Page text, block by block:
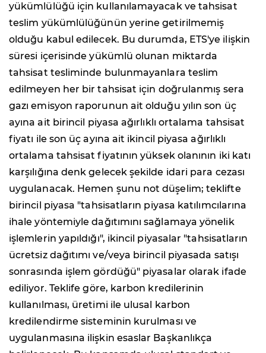
yükümlülüğü için kullanılamayacak ve tahsisat
teslim yükümlülüğünün yerine getirilmemiş
olduğu kabul edilecek. Bu durumda, ETS'ye ilişkin
süresi içerisinde yükümlü olunan miktarda
tahsisat tesliminde bulunmayanlara teslim
edilmeyen her bir tahsisat için doğrulanmış sera
gazı emisyon raporunun ait olduğu yılın son üç
ayına ait birincil piyasa ağırlıklı ortalama tahsisat
fiyatı ile son üç ayına ait ikincil piyasa ağırlıklı
ortalama tahsisat fiyatının yüksek olanının iki katı
karşılığına denk gelecek şekilde idari para cezası
uygulanacak. Hemen şunu not düşelim; teklifte
birincil piyasa "tahsisatların piyasa katılımcılarına
ihale yöntemiyle dağıtımını sağlamaya yönelik
işlemlerin yapıldığı", ikincil piyasalar "tahsisatların
ücretsiz dağıtımı ve/veya birincil piyasada satışı
sonrasında işlem gördüğü" piyasalar olarak ifade
ediliyor. Teklife göre, karbon kredilerinin
kullanılması, üretimi ile ulusal karbon
kredilendirme sisteminin kurulması ve
uygulanmasına ilişkin esaslar Başkanlıkça